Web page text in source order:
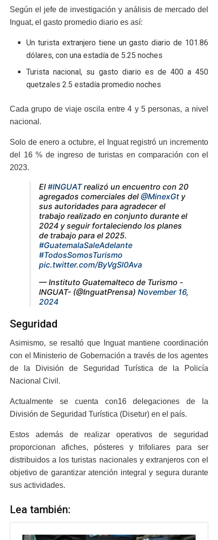
Según el jefe de investigación y análisis de mercado del
Inguat, el gasto promedio diario es así:
Un turista extranjero tiene un gasto diario de 101.86
dólares, con una estadía de 5.25 noches
Turista nacional, su gasto diario es de 400 a 450
quetzales 2.5 estadía promedio noches
Cada grupo de viaje oscila entre 4 y 5 personas, a nivel
nacional.
Solo de enero a octubre, el Inguat registró un incremento
del 16 % de ingreso de turistas en comparación con el
2023.
El #INGUATrealizó un encuentro con 20
agregados comerciales del @MinexGt y
sus autoridades para agradecer el
trabajo realizado en conjunto durante el
2024 y seguir fortaleciendo los planes
de trabajo para el 2025.
#GuatemalaSaleAdelante
#TodosSomosTurismo
pic.twitter.com/ByVgSl0Ava
— Instituto Guatemalteco de Turismo -
INGUAT- (@InguatPrensa) November 16,
2024
Seguridad
Asimismo, se resaltó que Inguat mantiene coordinación
con el Ministerio de Gobernación a través de los agentes
de la División de Seguridad Turística de la Policía
Nacional Civil.
Actualmente se cuenta con16 delegaciones de la
División de Seguridad Turística (Disetur) en el país.
Estos además de realizar operativos de seguridad
proporcionan afiches, pósteres y trifoliares para ser
distribuidos a los turistas nacionales y extranjeros con el
objetivo de garantizar atención integral y segura durante
sus actividades.
Lea también: